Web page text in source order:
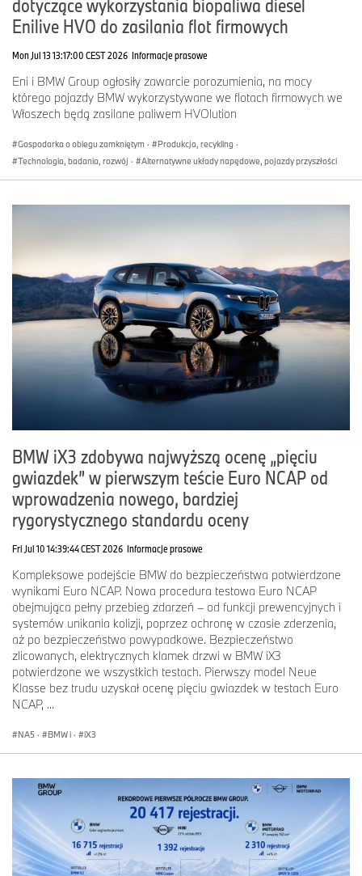
dotyczące wykorzystania biopaliwa diesel
Enilive HVO do zasilania flot firmowych
Mon Jul 13 13:17:00 CEST 2026 Informacje prasowe
Eni i BMW Group ogłosiły zawarcie porozumienia, na mocy
którego pojazdy BMW wykorzystywane we flotach firmowych we
Włoszech będą zasilane paliwem HVOlution
Gospodarka o obiegu zamkniętym · Produkcja, recykling ·
Technologia, badania, rozwój · Alternatywne układy napędowe, pojazdy przyszłości
BMW iX3 zdobywa najwyższą ocenę „pięciu
gwiazdek” w pierwszym teście Euro NCAP od
wprowadzenia nowego, bardziej
rygorystycznego standardu oceny
Fri Jul 10 14:39:44 CEST 2026 Informacje prasowe
Kompleksowe podejście BMW do bezpieczeństwa potwierdzone
wynikami Euro NCAP. Nowa procedura testowa Euro NCAP
obejmująca pełny przebieg zdarzeń – od funkcji prewencyjnych i
systemów unikania kolizji, poprzez ochronę w czasie zderzenia,
aż po bezpieczeństwo powypadkowe. Bezpieczeństwo
zlicowanych, elektrycznych klamek drzwi w BMW iX3
potwierdzone we wszystkich testach. Pierwszy model Neue
Klasse bez trudu uzyskał ocenę pięciu gwiazdek w testach Euro
NCAP, ...
NA5 · BMW i · iX3